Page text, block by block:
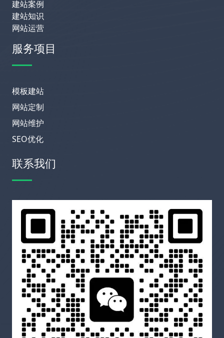
建站案例
建站知识
网站运营
服务项目
模板建站
网站定制
网站维护
SEO优化
联系我们